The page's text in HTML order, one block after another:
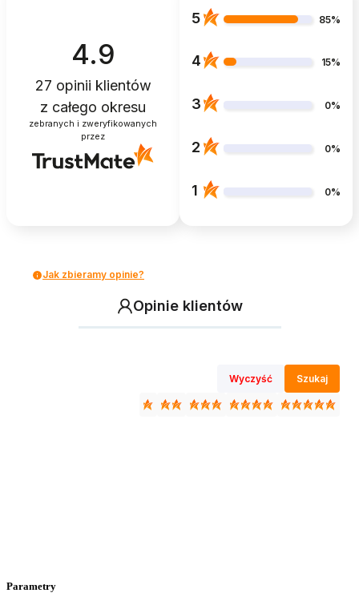
4.9
27 opinii klientów
z całego okresu
zebranych i zweryfikowanych
przez
5 85%
4 15%
3 0%
2 0%
1 0%
Jak zbieramy opinie?
Opinie klientów
Wyczyść Szukaj
Parametry